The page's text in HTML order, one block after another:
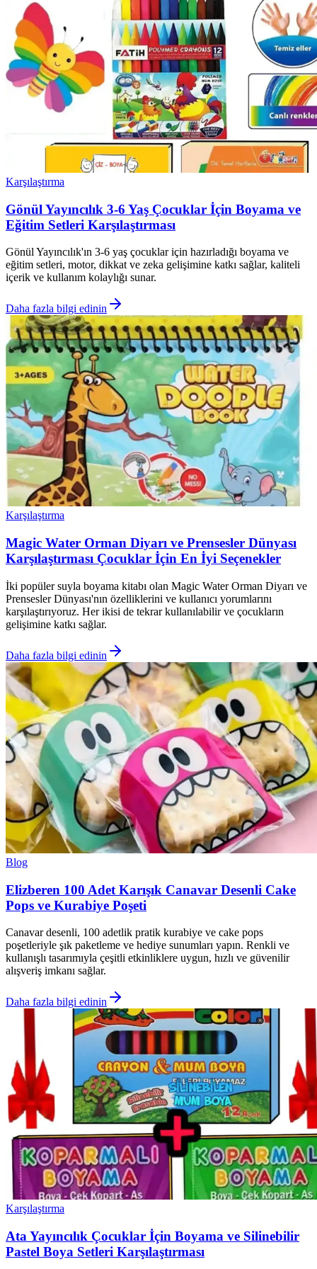
Karşılaştırma
Gönül Yayıncılık 3-6 Yaş Çocuklar İçin Boyama ve
Eğitim Setleri Karşılaştırması
Gönül Yayıncılık'ın 3-6 yaş çocuklar için hazırladığı boyama ve
eğitim setleri, motor, dikkat ve zeka gelişimine katkı sağlar, kaliteli
içerik ve kullanım kolaylığı sunar.
Daha fazla bilgi edinin
Karşılaştırma
Magic Water Orman Diyarı ve Prensesler Dünyası
Karşılaştırması Çocuklar İçin En İyi Seçenekler
İki popüler suyla boyama kitabı olan Magic Water Orman Diyarı ve
Prensesler Dünyası'nın özelliklerini ve kullanıcı yorumlarını
karşılaştırıyoruz. Her ikisi de tekrar kullanılabilir ve çocukların
gelişimine katkı sağlar.
Daha fazla bilgi edinin
Blog
Elizberen 100 Adet Karışık Canavar Desenli Cake
Pops ve Kurabiye Poşeti
Canavar desenli, 100 adetlik pratik kurabiye ve cake pops
poşetleriyle şık paketleme ve hediye sunumları yapın. Renkli ve
kullanışlı tasarımıyla çeşitli etkinliklere uygun, hızlı ve güvenilir
alışveriş imkanı sağlar.
Daha fazla bilgi edinin
Karşılaştırma
Ata Yayıncılık Çocuklar İçin Boyama ve Silinebilir
Pastel Boya Setleri Karşılaştırması